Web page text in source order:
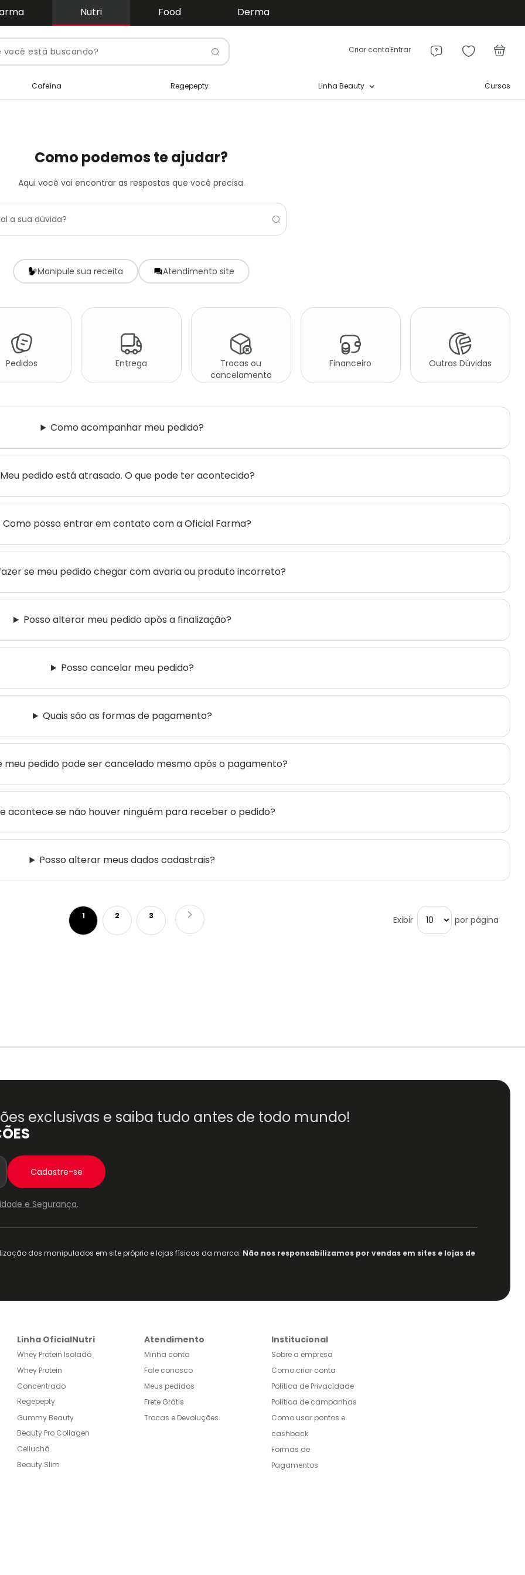
Nutri Food Derma
Criar contaEntrar
Pesquisa
Cafeína Regepepty Linha Beauty Cursos
Como podemos te ajudar?
Aqui você vai encontrar as respostas que você precisa.
Manipule sua receita Atendimento site
Pedidos Entrega
Trocas ou
cancelamento
Financeiro Outras Dúvidas
Como acompanhar meu pedido?
Meu pedido está atrasado. O que pode ter acontecido?
Como posso entrar em contato com a Oficial Farma?
se meu pedido chegar com avaria ou produto incorreto?
Posso alterar meu pedido após a finalização?
Posso cancelar meu pedido?
Quais são as formas de pagamento?
meu pedido pode ser cancelado mesmo após o pagamento?
acontece se não houver ninguém para receber o pedido?
Posso alterar meus dados cadastrais?
Página Você esta lendo a pagina
1 Página
2 Página
3 Página
Próximo Exibir por página
exclusivas e saiba tudo antes de todo mundo!
Cadastre-se
e Segurança.
dos manipulados em site próprio e lojas físicas da marca. Não nos responsabilizamos por vendas em sites e lojas de
Linha OficialNutri
Whey Protein Isolado
Whey Protein
Concentrado
Regepepty
Gummy Beauty
Beauty Pro Collagen
Celluchá
Beauty Slim
Atendimento
Minha conta
Fale conosco
Meus pedidos
Frete Grátis
Trocas e Devoluções
Institucional
Sobre a empresa
Como criar conta
Política de Privacidade
Política de campanhas
Como usar pontos e
cashback
Formas de
Pagamentos